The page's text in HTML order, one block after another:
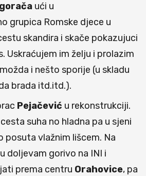
ući u
grupica Romske djece u
skandira i skače pokazujuci
Uskraćujem im želju i prolazim
i nešto sporije (u skladu
brada itd.itd.).
Pejačević u rekonstrukciji.
cesta suha no hladna pa u sjeni
posuta vlažnim lišcem. Na
doljevam gorivo na INI i
prema centru Orahovice, pa